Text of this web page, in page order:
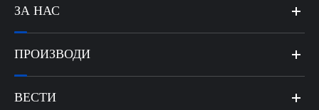
ЗА НАС
ПРОИЗВОДИ
ВЕСТИ